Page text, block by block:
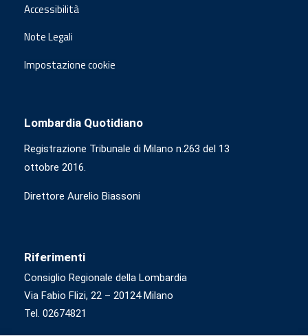
Accessibilità
Note Legali
Impostazione cookie
Lombardia Quotidiano
Registrazione Tribunale di Milano n.263 del 13
ottobre 2016.
Direttore Aurelio Biassoni
Riferimenti
Consiglio Regionale della Lombardia
Via Fabio Flizi, 22 – 20124 Milano
Tel. 02674821